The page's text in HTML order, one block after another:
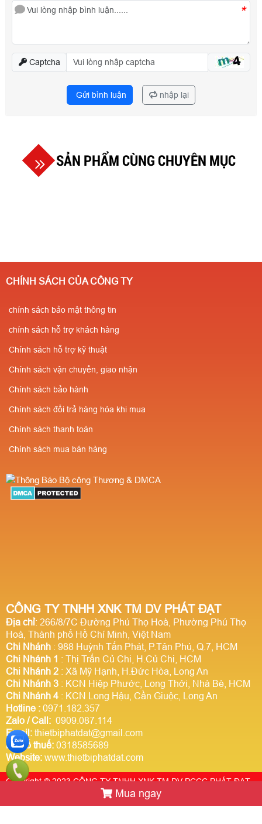
*
Captcha
Gửi bình luận nhập lại
Mua ngay
SẢN PHẨM CÙNG CHUYÊN MỤC
CÔNG TY TNHH XNK TM DV PHÁT ĐẠT
Địa chỉ: 266/8/7C Đường Phú Thọ Hoà, Phường Phú Thọ
Hoà, Thành phố Hồ Chí Minh, Việt Nam
Chi Nhánh : 988 Huỳnh Tấn Phát, P.Tân Phú, Q.7, HCM
Chi Nhánh 1 : Thị Trấn Củ Chi, H.Củ Chi, HCM
Chi Nhánh 2 : Xã Mỹ Hạnh, H.Đức Hòa, Long An
Chi Nhánh 3 : KCN Hiệp Phước, Long Thới, Nhà Bè, HCM
Chi Nhánh 4 : KCN Long Hậu, Cần Giuộc, Long An
Hotline : 0971.182.357
Zalo / Call: 0909.087.114
Email: thietbiphatdat@gmail.com
Mã số thuế: 0318585689
Website: www.thietbiphatdat.com
CHÍNH SÁCH CỦA CÔNG TY
chính sách bảo mật thông tin
chính sách hỗ trợ khách hàng
Chính sách hỗ trợ kỹ thuật
Chính sách vận chuyển, giao nhận
Chính sách bảo hành
Chính sách đổi trả hàng hóa khi mua
Chính sách thanh toán
Chính sách mua bán hàng
Copyright © 2023 CÔNG TY TNHH XNK TM DV PCCC PHÁT ĐẠT.
Thiết kế website Webso.vn
Trực tuyến:7 Hôm nay:1460706 Tuần này:0